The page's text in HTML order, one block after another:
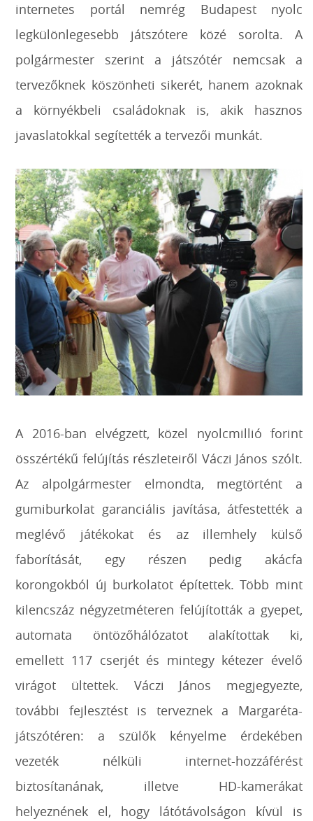
internetes portál nemrég Budapest nyolc
legkülönlegesebb játszótere közé sorolta. A
polgármester szerint a játszótér nemcsak a
tervezőknek köszönheti sikerét, hanem azoknak
a környékbeli családoknak is, akik hasznos
javaslatokkal segítették a tervezői munkát.
A 2016-ban elvégzett, közel nyolcmillió forint
összértékű felújítás részleteiről Váczi János szólt.
Az alpolgármester elmondta, megtörtént a
gumiburkolat garanciális javítása, átfestették a
meglévő játékokat és az illemhely külső
faborítását, egy részen pedig akácfa
korongokból új burkolatot építettek. Több mint
kilencszáz négyzetméteren felújították a gyepet,
automata öntözőhálózatot alakítottak ki,
emellett 117 cserjét és mintegy kétezer évelő
virágot ültettek. Váczi János megjegyezte,
további fejlesztést is terveznek a Margaréta-
játszótéren: a szülők kényelme érdekében
vezeték nélküli internet-hozzáférést
biztosítanának, illetve HD-kamerákat
helyeznének el, hogy látótávolságon kívül is